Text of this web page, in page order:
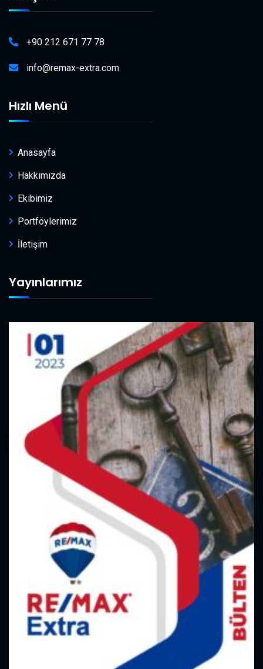
+90 212 671 77 78
info@remax-extra.com
Hızlı Menü
Anasayfa
Hakkımızda
Ekibimiz
Portföylerimiz
İletişim
Yayınlarımız